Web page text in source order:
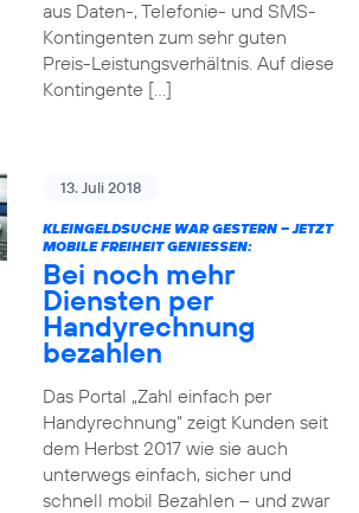
aus Daten-, Telefonie- und SMS-
Kontingenten zum sehr guten
Preis-Leistungsverhältnis. Auf diese
Kontingente […]
13. Juli 2018
KLEINGELDSUCHE WAR GESTERN – JETZT
MOBILE FREIHEIT GENIESSEN:
Bei noch mehr
Diensten per
Handyrechnung
bezahlen
Das Portal „Zahl einfach per
Handyrechnung“ zeigt Kunden seit
dem Herbst 2017 wie sie auch
unterwegs einfach, sicher und
schnell mobil Bezahlen – und zwar